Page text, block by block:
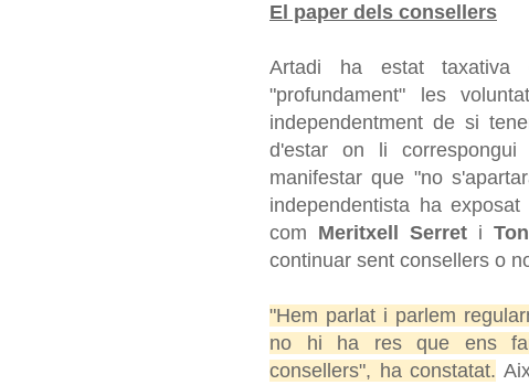
El paper dels consellers
Artadi ha estat taxativa
"profundament" les
independentment de si
d'estar on li
manifestar que "no
independentista ha exposat
com Meritxell Serret i
continuar sent consellers o
"Hem parlat i parlem
no hi ha res que ens
consellers", ha constatat.